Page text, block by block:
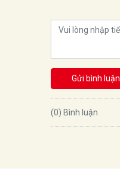
Gửi bình luận
(0) Bình luận